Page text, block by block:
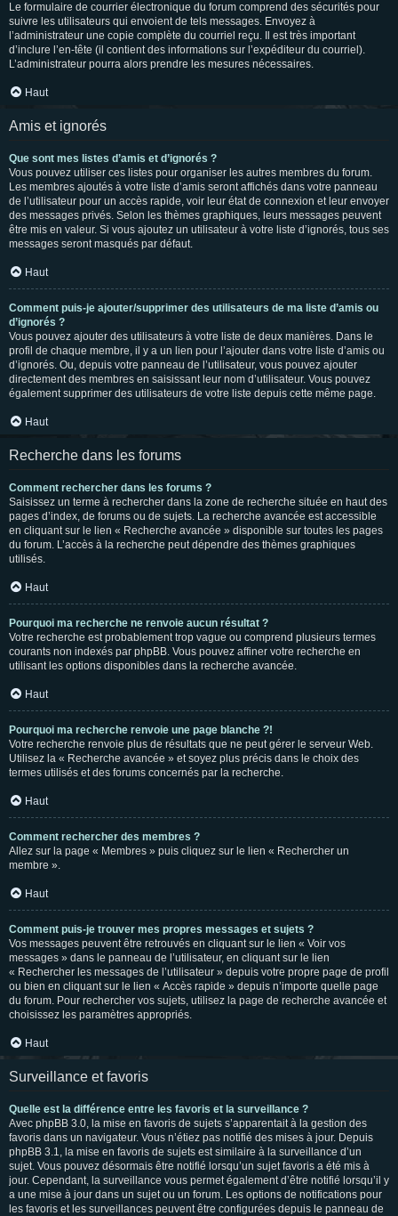
Le formulaire de courrier électronique du forum comprend des sécurités pour
suivre les utilisateurs qui envoient de tels messages. Envoyez à
l’administrateur une copie complète du courriel reçu. Il est très important
d’inclure l’en-tête (il contient des informations sur l’expéditeur du courriel).
L’administrateur pourra alors prendre les mesures nécessaires.
Haut
Amis et ignorés
Que sont mes listes d’amis et d’ignorés ?
Vous pouvez utiliser ces listes pour organiser les autres membres du forum.
Les membres ajoutés à votre liste d’amis seront affichés dans votre panneau
de l’utilisateur pour un accès rapide, voir leur état de connexion et leur envoyer
des messages privés. Selon les thèmes graphiques, leurs messages peuvent
être mis en valeur. Si vous ajoutez un utilisateur à votre liste d’ignorés, tous ses
messages seront masqués par défaut.
Haut
Comment puis-je ajouter/supprimer des utilisateurs de ma liste d’amis ou
d’ignorés ?
Vous pouvez ajouter des utilisateurs à votre liste de deux manières. Dans le
profil de chaque membre, il y a un lien pour l’ajouter dans votre liste d’amis ou
d’ignorés. Ou, depuis votre panneau de l’utilisateur, vous pouvez ajouter
directement des membres en saisissant leur nom d’utilisateur. Vous pouvez
également supprimer des utilisateurs de votre liste depuis cette même page.
Haut
Recherche dans les forums
Comment rechercher dans les forums ?
Saisissez un terme à rechercher dans la zone de recherche située en haut des
pages d’index, de forums ou de sujets. La recherche avancée est accessible
en cliquant sur le lien « Recherche avancée » disponible sur toutes les pages
du forum. L’accès à la recherche peut dépendre des thèmes graphiques
utilisés.
Haut
Pourquoi ma recherche ne renvoie aucun résultat ?
Votre recherche est probablement trop vague ou comprend plusieurs termes
courants non indexés par phpBB. Vous pouvez affiner votre recherche en
utilisant les options disponibles dans la recherche avancée.
Haut
Pourquoi ma recherche renvoie une page blanche ?!
Votre recherche renvoie plus de résultats que ne peut gérer le serveur Web.
Utilisez la « Recherche avancée » et soyez plus précis dans le choix des
termes utilisés et des forums concernés par la recherche.
Haut
Comment rechercher des membres ?
Allez sur la page « Membres » puis cliquez sur le lien « Rechercher un
membre ».
Haut
Comment puis-je trouver mes propres messages et sujets ?
Vos messages peuvent être retrouvés en cliquant sur le lien « Voir vos
messages » dans le panneau de l’utilisateur, en cliquant sur le lien
« Rechercher les messages de l’utilisateur » depuis votre propre page de profil
ou bien en cliquant sur le lien « Accès rapide » depuis n’importe quelle page
du forum. Pour rechercher vos sujets, utilisez la page de recherche avancée et
choisissez les paramètres appropriés.
Haut
Surveillance et favoris
Quelle est la différence entre les favoris et la surveillance ?
Avec phpBB 3.0, la mise en favoris de sujets s’apparentait à la gestion des
favoris dans un navigateur. Vous n’étiez pas notifié des mises à jour. Depuis
phpBB 3.1, la mise en favoris de sujets est similaire à la surveillance d’un
sujet. Vous pouvez désormais être notifié lorsqu’un sujet favoris a été mis à
jour. Cependant, la surveillance vous permet également d’être notifié lorsqu’il y
a une mise à jour dans un sujet ou un forum. Les options de notifications pour
les favoris et les surveillances peuvent être configurées depuis le panneau de